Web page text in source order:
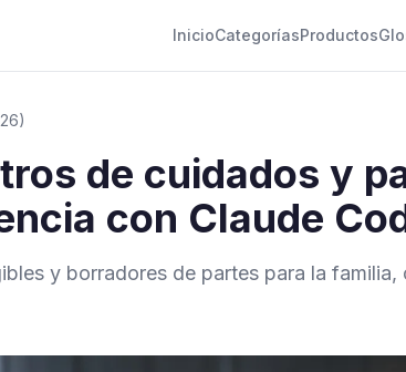
InicioCategoríasProductos
de cuidados y
con Claude
y borradores de partes para la